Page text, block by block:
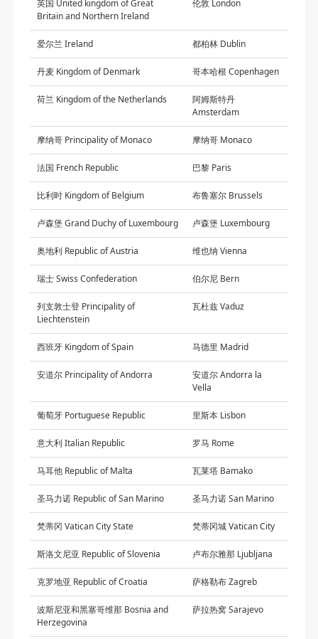
英国 United kingdom of Great
Britain and Northern Ireland
伦敦 London
爱尔兰 Ireland 都柏林 Dublin
丹麦 Kingdom of Denmark 哥本哈根 Copenhagen
荷兰 Kingdom of the Netherlands
阿姆斯特丹
Amsterdam
摩纳哥 Principality of Monaco 摩纳哥 Monaco
法国 French Republic 巴黎 Paris
比利时 Kingdom of Belgium 布鲁塞尔 Brussels
卢森堡 Grand Duchy of Luxembourg 卢森堡 Luxembourg
奥地利 Republic of Austria 维也纳 Vienna
瑞士 Swiss Confederation 伯尔尼 Bern
列支敦士登 Principality of
Liechtenstein
瓦杜兹 Vaduz
西班牙 Kingdom of Spain 马德里 Madrid
安道尔 Principality of Andorra
安道尔 Andorra la
Vella
葡萄牙 Portuguese Republic 里斯本 Lisbon
意大利 Italian Republic 罗马 Rome
马耳他 Republic of Malta 瓦莱塔 Bamako
圣马力诺 Republic of San Marino 圣马力诺 San Marino
梵蒂冈 Vatican City State 梵蒂冈城 Vatican City
斯洛文尼亚 Republic of Slovenia 卢布尔雅那 Ljubljana
克罗地亚 Republic of Croatia 萨格勒布 Zagreb
波斯尼亚和黑塞哥维那 Bosnia and
Herzegovina
萨拉热窝 Sarajevo